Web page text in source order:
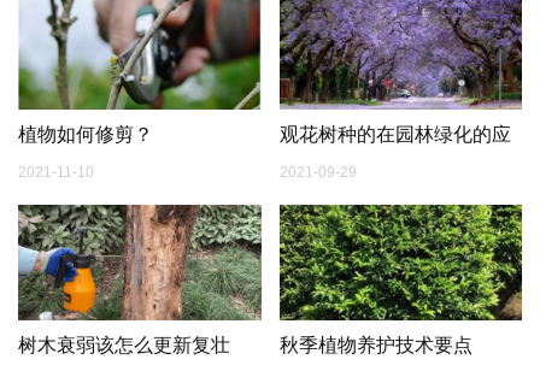
植物如何修剪？
2021-11-10
观花树种的在园林绿化的应
2021-09-29
树木衰弱该怎么更新复壮 秋季植物养护技术要点